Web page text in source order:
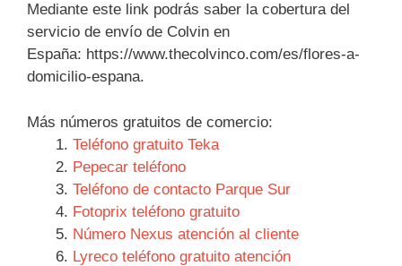
Mediante este link podrás saber la cobertura del
servicio de envío de Colvin en
España: https://www.thecolvinco.com/es/flores-a-
domicilio-espana.
Más números gratuitos de comercio:
Teléfono gratuito Teka
Pepecar teléfono
Teléfono de contacto Parque Sur
Fotoprix teléfono gratuito
Número Nexus atención al cliente
Lyreco teléfono gratuito atención